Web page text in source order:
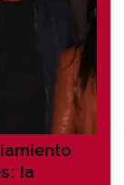
la